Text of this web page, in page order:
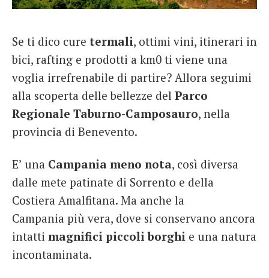
Italiano
Se ti dico cure termali, ottimi vini, itinerari in
bici, rafting e prodotti a km0 ti viene una
voglia irrefrenabile di partire? Allora seguimi
alla scoperta delle bellezze del Parco
Regionale Taburno-Camposauro, nella
provincia di Benevento.
E’ una Campania meno nota, così diversa
dalle mete patinate di Sorrento e della
Costiera Amalfitana. Ma anche la
Campania più vera, dove si conservano ancora
intatti magnifici piccoli borghi e una natura
incontaminata.